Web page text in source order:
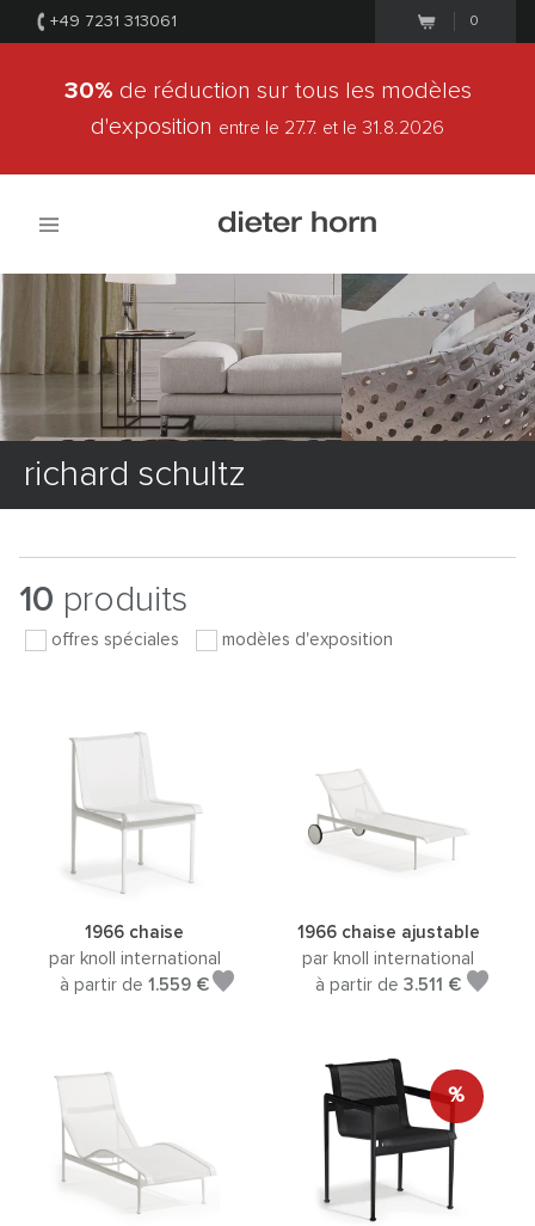
+49 7231 313061 0
30% de réduction sur tous les modèles
d'exposition entre le 27.7. et le 31.8.2026
richard schultz
10 produits
offres spéciales modèles d'exposition
1966 chaise
par knoll international
à partir de 1.559 €
1966 chaise ajustable
par knoll international
à partir de3.511 €
%